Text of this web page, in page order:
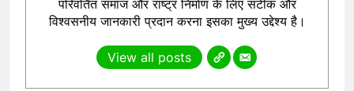
परिवर्तित समाज और राष्ट्र निर्माण के लिए सटीक और
विश्वसनीय जानकारी प्रदान करना इसका मुख्य उद्देश्य है।
View all posts